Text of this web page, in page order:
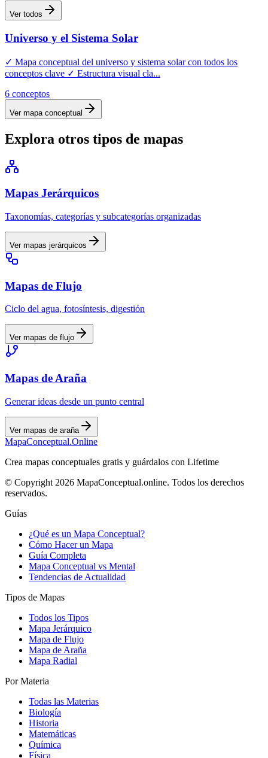
Ver todos
Universo y el Sistema Solar
✓ Mapa conceptual del universo y sistema solar con todos los
conceptos clave ✓ Estructura visual cla...
6 conceptos
Ver mapa conceptual
Explora otros tipos de mapas
Mapas Jerárquicos
Taxonomías, categorías y subcategorías organizadas
Ver mapas jerárquicos
Mapas de Flujo
Ciclo del agua, fotosíntesis, digestión
Ver mapas de flujo
Mapas de Araña
Generar ideas desde un punto central
Ver mapas de araña
MapaConceptual.Online
Crea mapas conceptuales gratis y guárdalos con Lifetime
© Copyright 2026 MapaConceptual.online. Todos los derechos
reservados.
Guías
¿Qué es un Mapa Conceptual?
Cómo Hacer un Mapa
Guía Completa
Mapa Conceptual vs Mental
Tendencias de Actualidad
Tipos de Mapas
Todos los Tipos
Mapa Jerárquico
Mapa de Flujo
Mapa de Araña
Mapa Radial
Por Materia
Todas las Materias
Biología
Historia
Matemáticas
Química
Física